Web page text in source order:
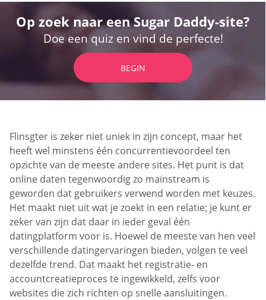
Op zoek naar een Sugar Daddy-site?
Doe een quiz en vind de perfecte!
BEGIN
Flinsgter is zeker niet uniek in zijn concept, maar het
heeft wel minstens één concurrentievoordeel ten
opzichte van de meeste andere sites. Het punt is dat
online daten tegenwoordig zo mainstream is
geworden dat gebruikers verwend worden met keuzes.
Het maakt niet uit wat je zoekt in een relatie; je kunt er
zeker van zijn dat daar in ieder geval één
datingplatform voor is. Hoewel de meeste van hen veel
verschillende datingervaringen bieden, volgen te veel
dezelfde trend. Dat maakt het registratie- en
accountcreatieproces te ingewikkeld, zelfs voor
websites die zich richten op snelle aansluitingen.